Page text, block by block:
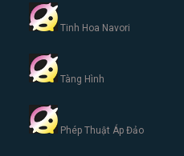
Tinh Hoa Navori
Tàng Hình
Phép Thuật Áp Đảo